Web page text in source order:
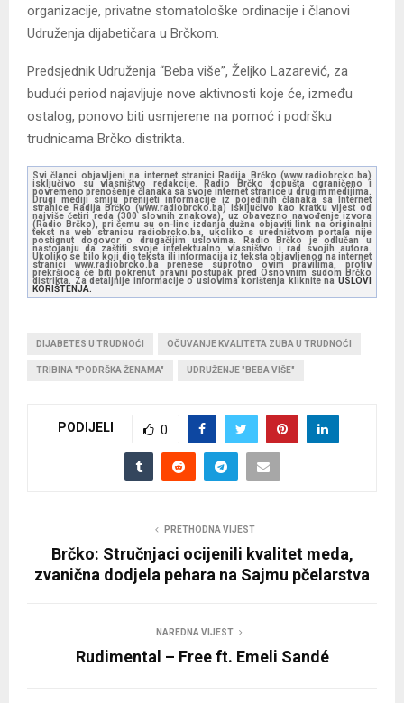
organizacije, privatne stomatološke ordinacije i članovi
Udruženja dijabetičara u Brčkom.
Predsjednik Udruženja “Beba više”, Željko Lazarević, za
budući period najavljuje nove aktivnosti koje će, između
ostalog, ponovo biti usmjerene na pomoć i podršku
trudnicama Brčko distrikta.
Svi članci objavljeni na internet stranici Radija Brčko (www.radiobrcko.ba)
isključivo su vlasništvo redakcije. Radio Brčko dopušta ograničeno i
povremeno prenošenje članaka sa svoje internet stranice u drugim medijima.
Drugi mediji smiju prenijeti informacije iz pojedinih članaka sa Internet
stranice Radija Brčko (www.radiobrcko.ba) isključivo kao kratku vijest od
najviše četiri reda (300 slovnih znakova), uz obavezno navođenje izvora
(Radio Brčko), pri čemu su on-line izdanja dužna objaviti link na originalni
tekst na web stranicu radiobrcko.ba, ukoliko s uredništvom portala nije
postignut dogovor o drugačijim uslovima. Radio Brčko je odlučan u
nastojanju da zaštiti svoje intelektualno vlasništvo i rad svojih autora.
Ukoliko se bilo koji dio teksta ili informacija iz teksta objavljenog na internet
stranici www.radiobrcko.ba prenese suprotno ovim pravilima, protiv
prekršioca će biti pokrenut pravni postupak pred Osnovnim sudom Brčko
distrikta. Za detaljnije informacije o uslovima korištenja kliknite na USLOVI
KORIŠTENJA.
DIJABETES U TRUDNOĆI OČUVANJE KVALITETA ZUBA U TRUDNOĆI
TRIBINA "PODRŠKA ŽENAMA" UDRUŽENJE "BEBA VIŠE"
PODIJELI 0
PRETHODNA VIJEST
Brčko: Stručnjaci ocijenili kvalitet meda,
zvanična dodjela pehara na Sajmu pčelarstva
NAREDNA VIJEST
Rudimental – Free ft. Emeli Sandé